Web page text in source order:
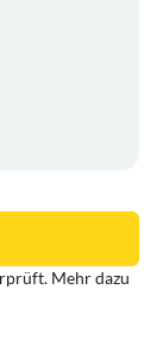
Mehr dazu